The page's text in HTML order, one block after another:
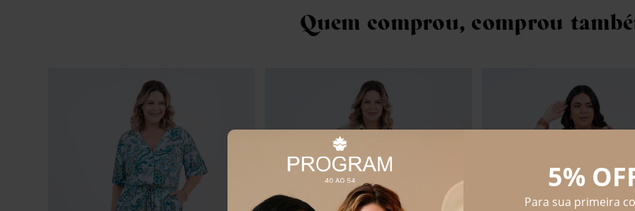
Quem comprou, comprou